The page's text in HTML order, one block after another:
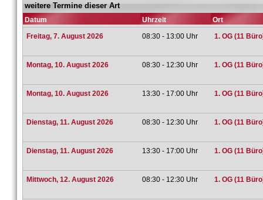
weitere Termine dieser Art
Datum Uhrzeit
Ort
Freitag, 7. August 2026
08:30 - 13:00 Uhr 1. OG (11
Montag, 10. August 2026 08:30 - 12:30 Uhr 1. OG (11
Montag, 10. August 2026 13:30 - 17:00 Uhr 1. OG (11
Dienstag, 11. August 2026 08:30 - 12:30 Uhr 1. OG (11
Dienstag, 11. August 2026 13:30 - 17:00 Uhr 1. OG (11
Mittwoch, 12. August 2026 08:30 - 12:30 Uhr 1. OG (11